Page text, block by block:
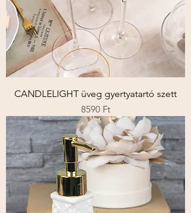
CANDLELIGHT üveg gyertyatartó szett
Ár
8590 Ft